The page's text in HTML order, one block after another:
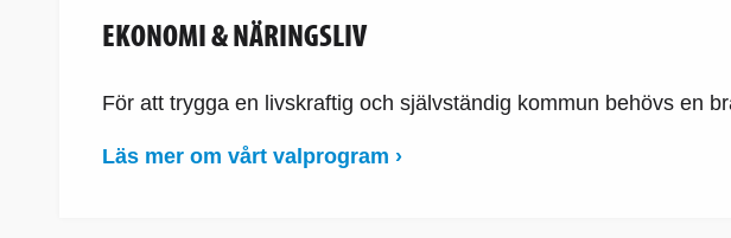
EKONOMI & NÄRINGSLIV
För att trygga en livskraftig och självständig kommun behövs en
Läs mer om vårt valprogram ›